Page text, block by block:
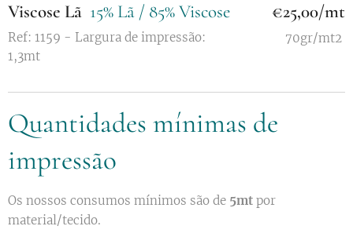
Viscose Lã 15% Lã / 85% Viscose
Ref: 1159 - Largura de impressão:
1,3mt
€25,00/mt
70gr/mt2
Quantidades mínimas de
impressão
Os nossos consumos mínimos são de 5mt por
material/tecido.